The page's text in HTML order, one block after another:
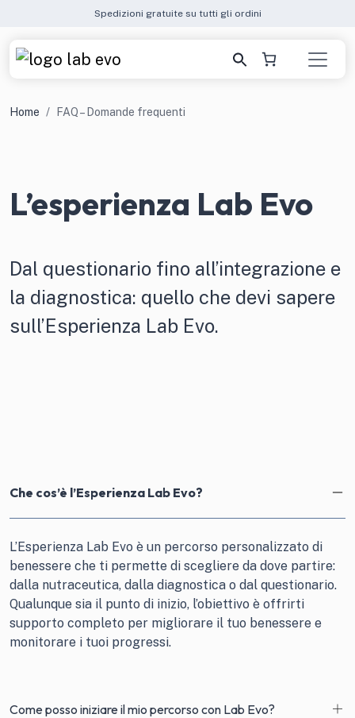
Spedizioni gratuite su tutti gli ordini
Home FAQ – Domande frequenti
L’esperienza Lab Evo
Dal questionario fino all’integrazione e
la diagnostica: quello che devi sapere
sull’Esperienza Lab Evo.
Che cos’è l’Esperienza Lab Evo?
L’Esperienza Lab Evo è un percorso personalizzato di
benessere che ti permette di scegliere da dove partire:
dalla nutraceutica, dalla diagnostica o dal questionario.
Qualunque sia il punto di inizio, l’obiettivo è offrirti
supporto completo per migliorare il tuo benessere e
monitorare i tuoi progressi.
Come posso iniziare il mio percorso con Lab Evo?